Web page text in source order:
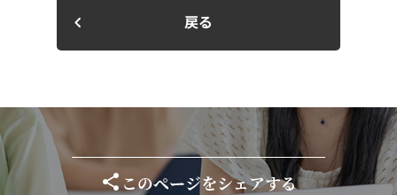
戻る
このページをシェアする